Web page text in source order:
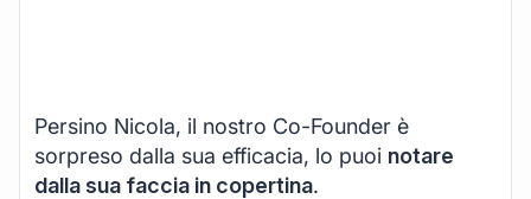
Persino Nicola, il nostro Co-Founder è
sorpreso dalla sua efficacia, lo puoi notare
dalla sua faccia in copertina.